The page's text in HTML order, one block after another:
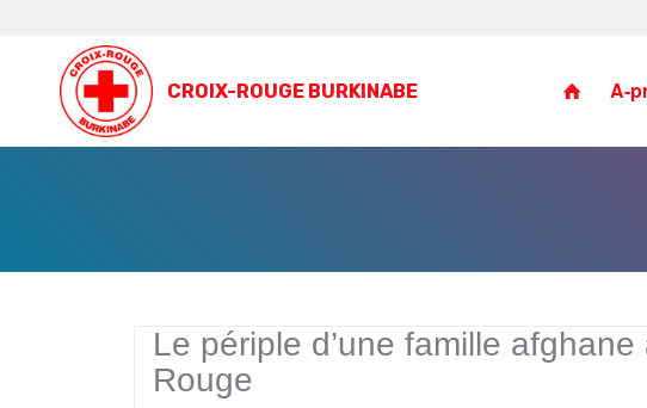
CROIX-ROUGE BURKINABE A-
Le périple d’une famille
Rouge